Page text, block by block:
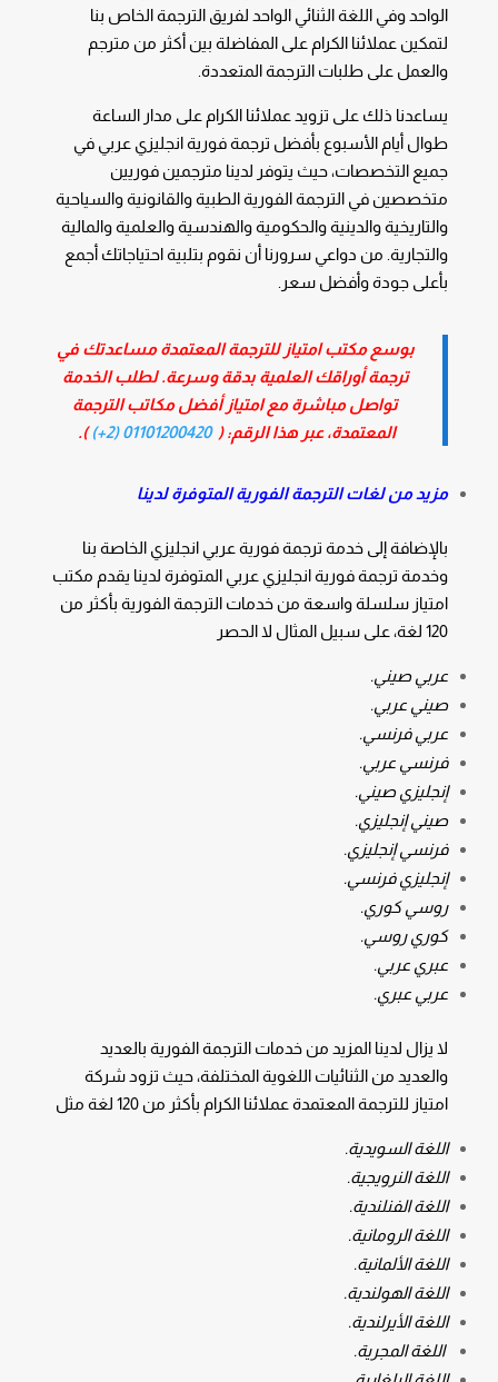
الواحد وفي اللغة الثنائي الواحد لفريق الترجمة الخاص بنا
لتمكين عملائنا الكرام على المفاضلة بين أكثر من مترجم
والعمل على طلبات الترجمة المتعددة.
يساعدنا ذلك على تزويد عملائنا الكرام على مدار الساعة
طوال أيام الأسبوع بأفضل ترجمة فورية انجليزي عربي في
جميع التخصصات، حيث يتوفر لدينا مترجمين فوريين
متخصصين في الترجمة الفورية الطبية والقانونية والسياحية
والتاريخية والدينية والحكومية والهندسية والعلمية والمالية
والتجارية. من دواعي سرورنا أن نقوم بتلبية احتياجاتك أجمع
بأعلى جودة وأفضل سعر.
بوسع مكتب امتياز للترجمة المعتمدة مساعدتك في
ترجمة أوراقك العلمية بدقة وسرعة. لطلب الخدمة
تواصل مباشرة مع امتياز أفضل مكاتب الترجمة
المعتمدة، عبر هذا الرقم: (01101200420 (2+)
).
مزيد من لغات الترجمة الفورية المتوفرة لدينا
بالإضافة إلى خدمة ترجمة فورية عربي انجليزي الخاصة بنا
وخدمة ترجمة فورية انجليزي عربي المتوفرة لدينا يقدم مكتب
امتياز سلسلة واسعة من خدمات الترجمة الفورية بأكثر من
120 لغة، على سبيل المثال لا الحصر
عربي صيني.
صيني عربي.
عربي فرنسي.
فرنسي عربي.
إنجليزي صيني.
صيني إنجليزي.
فرنسي إنجليزي.
إنجليزي فرنسي.
روسي كوري.
كوري روسي.
عبري عربي.
عربي عبري.
لا يزال لدينا المزيد من خدمات الترجمة الفورية بالعديد
والعديد من الثنائيات اللغوية المختلفة، حيث تزود شركة
امتياز للترجمة المعتمدة عملائنا الكرام بأكثر من 120 لغة مثل
اللغة السويدية.
اللغة النرويجية.
اللغة الفنلندية.
اللغة الرومانية.
اللغة الألمانية.
اللغة الهولندية.
اللغة الأيرلندية.
اللغة المجرية.